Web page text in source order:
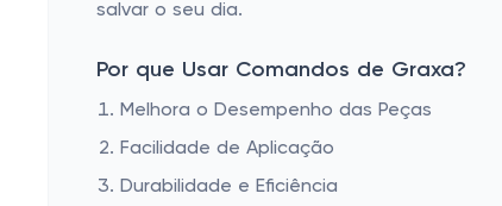
salvar o seu dia.
Por que Usar Comandos de Graxa?
Melhora o Desempenho das Peças
Facilidade de Aplicação
Durabilidade e Eficiência